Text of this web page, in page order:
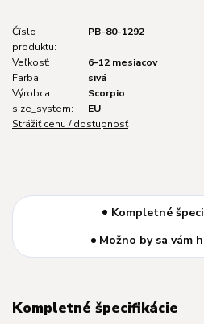
Číslo
produktu:
PB-80-1292
Veľkosť:
6-12 mesiacov
Farba:
sivá
Výrobca:
Scorpio
size_system:
EU
Strážiť cenu / dostupnosť
Kompletné
Možno by sa vám
Kompletné špecifikácie